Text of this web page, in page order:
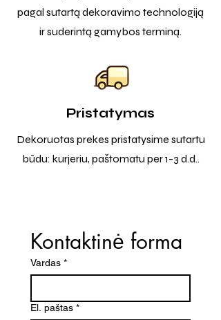
pagal sutartą dekoravimo technologiją
ir suderintą gamybos terminą.
Pristatymas
Dekoruotas prekes pristatysime sutartu
būdu: kurjeriu, paštomatu per 1-3 d.d..
Kontaktinė forma
Vardas *
El. paštas *